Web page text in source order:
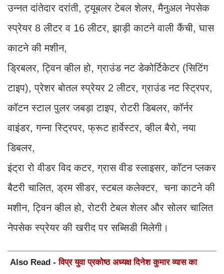
उन्नत दांतेदार दरांती, ट्यूबलर टेबल शेलर, मैनुअल नेपसेक
स्प्रेयर 8 लीटर व 16 लीटर, झाड़ी काटने वाली कैंची, घास
काटने की मशीन,
ड्रिबलर, ट्विन व्हील हो, ग्राउंड नट डेकोर्टिकेटर (सिटिंग
टाइप), प्रेशर बोतल स्प्रेयर 2 लीटर, ग्राउंड नट स्ट्रिपर,
कॉटन स्टाल पुलर जबड़ा टाइप, रोटरी डिबलर, कॉर्नर
वाइंडर, गन्ना स्ट्रिपर, फ्रूट हार्वेस्टर, व्हील बैरो, नया
डिबलर,
इंट्रा रो वीडर विद कटर, ग्रास वीड स्लाइसर, कॉटन प्लकर
बैटरी चालित, ड्रम सीडर, स्टबल कलेक्टर, चना काटने की
मशीन, ट्विन व्हील हो, रोटरी टेबल शेलर और सोलर चालित
नेपसेक स्प्रेयर की खरीद पर सब्सिडी मिलेगी।
Also Read -विप्र युवा प्रकोष्ठ अध्यक्ष दिनेश कुमार व्यास का